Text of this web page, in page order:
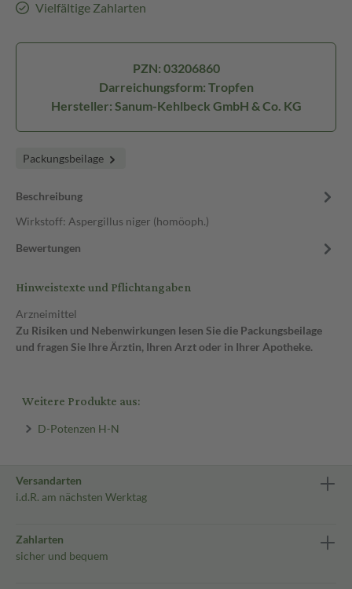
Vielfältige Zahlarten
PZN: 03206860
Darreichungsform: Tropfen
Hersteller: Sanum-Kehlbeck GmbH & Co. KG
Packungsbeilage
Beschreibung
Wirkstoff: Aspergillus niger (homöoph.)
Bewertungen
Hinweistexte und Pflichtangaben
Arzneimittel
Zu Risiken und Nebenwirkungen lesen Sie die Packungsbeilage
und fragen Sie Ihre Ärztin, Ihren Arzt oder in Ihrer Apotheke.
Weitere Produkte aus:
D-Potenzen H-N
Versandarten
i.d.R. am nächsten Werktag
Zahlarten
sicher und bequem